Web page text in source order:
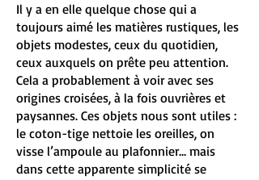
Il y a en elle quelque chose qui a
toujours aimé les matières rustiques, les
objets modestes, ceux du quotidien,
ceux auxquels on prête peu attention.
Cela a probablement à voir avec ses
origines croisées, à la fois ouvrières et
paysannes. Ces objets nous sont utiles :
le coton-tige nettoie les oreilles, on
visse l’ampoule au plafonnier… mais
dans cette apparente simplicité se